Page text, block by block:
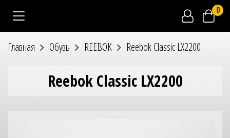
0
Главная Обувь REEBOK Reebok Classic LX2200
Reebok Classic LX2200